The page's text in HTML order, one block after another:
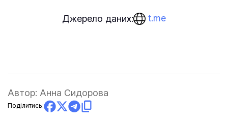
Джерело даних: t.me
Автор: Анна Сидорова
Поділитись: